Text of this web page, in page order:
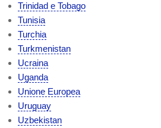
Trinidad e Tobago
Tunisia
Turchia
Turkmenistan
Ucraina
Uganda
Unione Europea
Uruguay
Uzbekistan